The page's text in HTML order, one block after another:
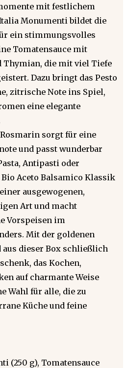
mit festlichem
Monumenti bildet die
ein stimmungsvolles
Tomatensauce mit
Thymian, die mit viel Tiefe
Dazu bringt das Pesto
zitrische Note ins Spiel,
eine elegante
sorgt für eine
und passt wunderbar
Antipasti oder
Aceto Balsamico Klassik
ausgewogenen,
Art und macht
Vorspeisen im
Mit der goldenen
aus dieser Box schließlich
das Kochen,
auf charmante Weise
Wahl für alle, die zu
Küche und feine
(250 g), Tomatensauce